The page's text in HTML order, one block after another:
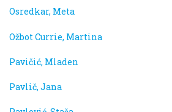
Osredkar, Meta
Ožbot Currie, Martina
Pavičić, Mladen
Pavlič, Jana